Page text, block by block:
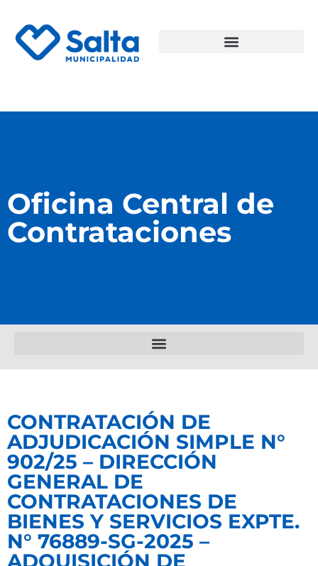
Oficina Central de
Contrataciones
CONTRATACIÓN DE
ADJUDICACIÓN SIMPLE N°
902/25 – DIRECCIÓN
GENERAL DE
CONTRATACIONES DE
BIENES Y SERVICIOS EXPTE.
N° 76889-SG-2025 –